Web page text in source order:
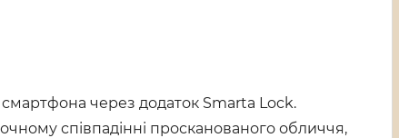
смартфона через додаток Smarta Lock.
співпадінні просканованого обличчя,